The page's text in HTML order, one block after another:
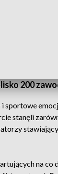
200
i sportowe
stanęli
na co